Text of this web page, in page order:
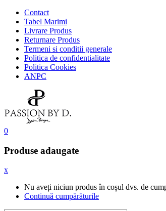
Contact
Tabel Marimi
Livrare Produs
Returnare Produs
Termeni si conditii generale
Politica de confidentialitate
Politica Cookies
ANPC
0
Produse adaugate
x
Nu aveți niciun produs în coșul dvs. de
Continuă cumpărăturile